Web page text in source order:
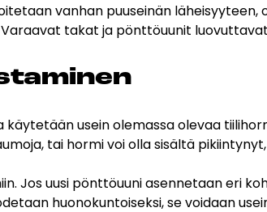
vanhan puuseinän
Varaavat takat ja pönttöuunit
usein olemassa olevaa
tai hormi voi olla sisältä
Jos uusi pönttöuuni asennetaan eri
huonokuntoiseksi, se voidaan